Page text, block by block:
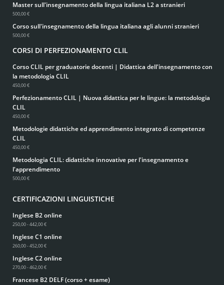
Master sull'insegnamento della lingua italiana L2 a stranieri
500,00 €
Corso sull'insegnamento della lingua italiana agli alunni stranieri
500,00 €
CORSI DI PERFEZIONAMENTO CLIL
Corso CLIL per graduatorie docenti | Didattica dell'insegnamento con
la metodologia CLIL
450,00 €
Perfezionamento CLIL | Nuova didattica per le lingue: la metodologia
CLIL
450,00 €
Metodologie didattiche ed apprendimento integrato di competenze
CLIL
450,00 €
Metodologia CLIL: didattiche innovative per l'insegnamento e
l'apprendimento
500,00 €
CERTIFICAZIONI LINGUISTICHE
Inglese B2 online
250,00 - 442,00 €
Inglese C1 online
260,00 - 452,00 €
Inglese C2 online
270,00 - 462,00 €
Francese B2 DELF (corso + esame)